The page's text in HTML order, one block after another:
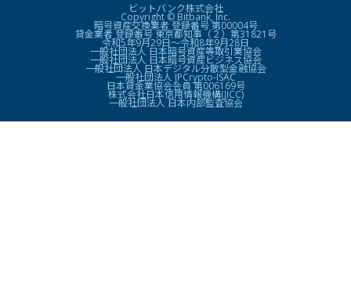
ビットバンク株式会社
Copyright © Bitbank, Inc.
暗号資産交換業者 登録番号 第00004号
貸金業者 登録番号 東京都知事（２）第31821号
令和5年9月29日〜令和8年9月28日
一般社団法人 日本暗号資産等取引業協会
一般社団法人 日本暗号資産ビジネス協会
一般社団法人 日本デジタル分散型金融協会
一般社団法人 JPCrypto-ISAC
日本貸金業協会会員 第006169号
株式会社日本信用情報機構(JICC)
一般社団法人 日本内部監査協会